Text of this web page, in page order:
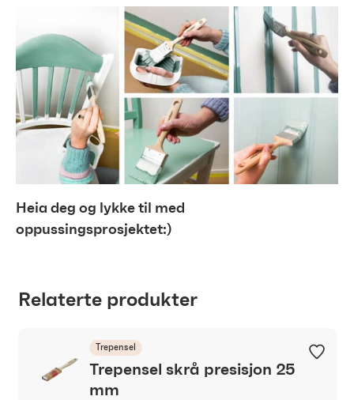
Heia deg og lykke til med
oppussingsprosjektet:)
Relaterte produkter
Trepensel
Trepensel skrå presisjon 25
mm